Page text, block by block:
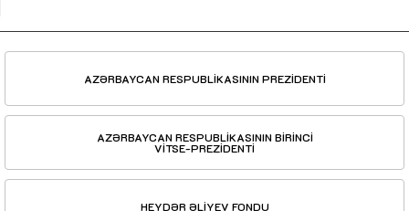
AZƏRBAYCAN RESPUBLİKASININ PREZİDENTİ
AZƏRBAYCAN RESPUBLİKASININ BİRİNCİ
VİTSE-PREZİDENTİ
HEYDƏR ƏLİYEV FONDU